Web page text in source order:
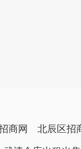
商网 北辰区招